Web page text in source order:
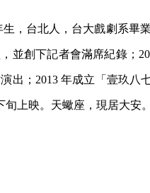
生，台北人，台大戲劇系畢
並創下記者會滿席紀錄；
出；2013 年成立「壹玖八
旬上映。天蠍座，現居大安。